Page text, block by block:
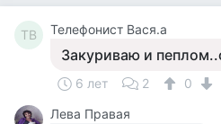
ТВ Телефонист Вася.а
Закуриваю и
6 лет 2
0
Лева Правая